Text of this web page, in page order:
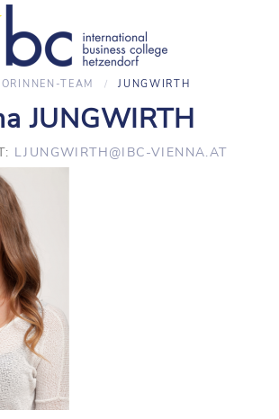
TEAM JUNGWIRTH
JUNGWIRTH
LJUNGWIRTH@IBC-VIENNA.AT